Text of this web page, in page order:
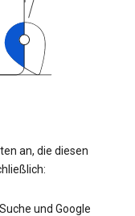
an, die diesen
und Google